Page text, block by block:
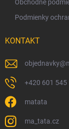
Obchodné
Podmienky
KONTAKT
objednavky@
+420 601 545
matata
ma_tata.cz